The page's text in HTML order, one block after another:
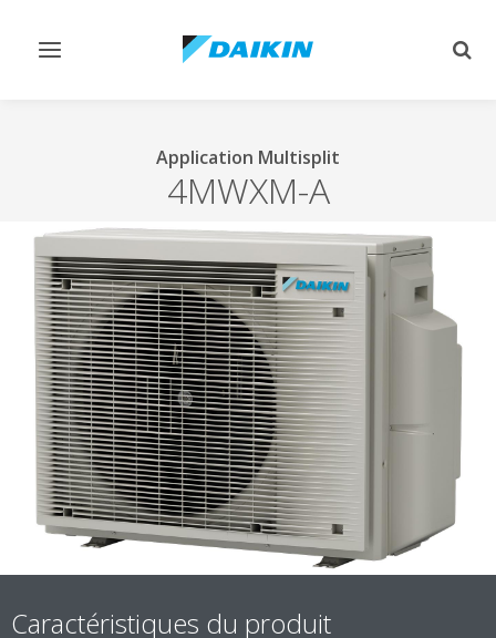
Afficher/masquer
Application Multisplit
4MWXM-A
Caractéristiques du produit